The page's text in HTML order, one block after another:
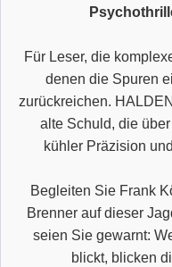
Für Leser, die
denen die Spuren
zurückreichen.
alte Schuld, die
kühler Präzision
Begleiten Sie Frank
Brenner auf dieser
seien Sie gewarnt:
blickt, blicken